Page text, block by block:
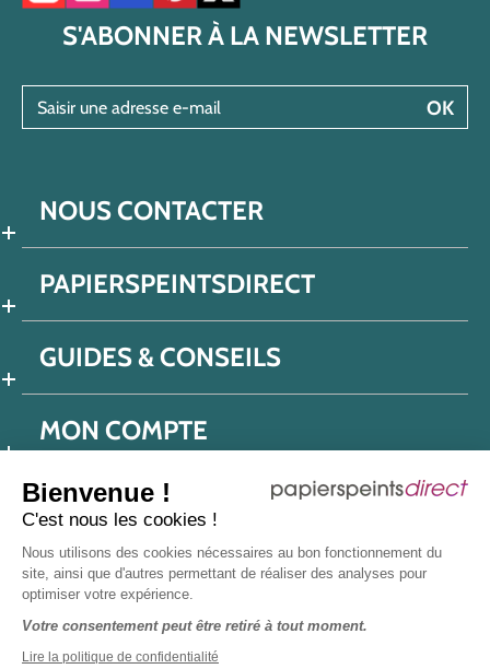
Bienvenue !
C'est nous les cookies !
Nous utilisons des cookies nécessaires au bon fonctionnement du
site, ainsi que d'autres permettant de réaliser des analyses pour
optimiser votre expérience.
Votre consentement peut être retiré à tout moment.
Lire la politique de confidentialité
S'ABONNER À LA NEWSLETTER
OK
NOUS CONTACTER
PAPIERSPEINTSDIRECT
GUIDES & CONSEILS
MON COMPTE
Politique de confidentialité
Mentions légales
Protection données réseaux sociaux
Déclaration d'accessibilité